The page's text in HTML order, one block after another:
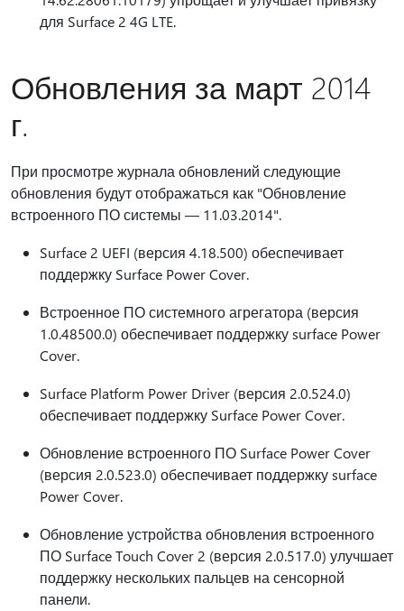
для Surface 2 4G LTE.
Обновления за март 2014
г.
При просмотре журнала обновлений следующие
обновления будут отображаться как "Обновление
встроенного ПО системы — 11.03.2014".
Surface 2 UEFI (версия 4.18.500) обеспечивает
поддержку Surface Power Cover.
Встроенное ПО системного агрегатора (версия
1.0.48500.0) обеспечивает поддержку surface Power
Cover.
Surface Platform Power Driver (версия 2.0.524.0)
обеспечивает поддержку Surface Power Cover.
Обновление встроенного ПО Surface Power Cover
(версия 2.0.523.0) обеспечивает поддержку surface
Power Cover.
Обновление устройства обновления встроенного
ПО Surface Touch Cover 2 (версия 2.0.517.0) улучшает
поддержку нескольких пальцев на сенсорной
панели.